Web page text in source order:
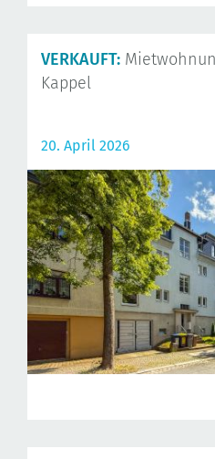
VERKAUFT:
Kappel
20. April 2026